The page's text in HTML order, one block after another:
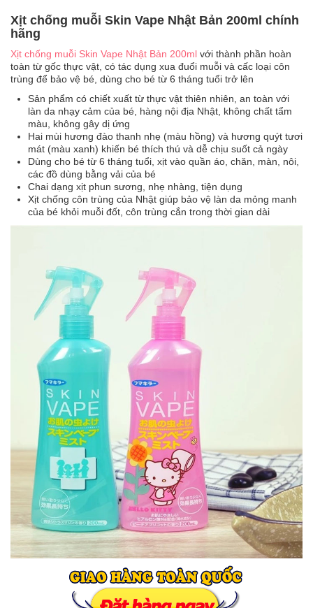
Xịt chống muỗi Skin Vape Nhật Bản 200ml chính
hãng
Xịt chống muỗi Skin Vape Nhật Bản 200ml với thành phần hoàn
toàn từ gốc thực vật, có tác dụng xua đuổi muỗi và cấc loại côn
trùng để bảo vệ bé, dùng cho bé từ 6 tháng tuổi trở lên
Sản phẩm có chiết xuất từ thực vật thiên nhiên, an toàn với
làn da nhạy cảm của bé, hàng nội địa Nhật, không chất tẩm
màu, không gây dị ứng
Hai mùi hương đào thanh nhẹ (màu hồng) và hương quýt tươi
mát (màu xanh) khiến bé thích thú và dễ chịu suốt cả ngày
Dùng cho bé từ 6 tháng tuổi, xịt vào quần áo, chăn, màn, nôi,
các đồ dùng bằng vải của bé
Chai dạng xịt phun sương, nhẹ nhàng, tiện dụng
Xịt chống côn trùng của Nhật giúp bảo vệ làn da mỏng manh
của bé khỏi muỗi đốt, côn trùng cắn trong thời gian dài